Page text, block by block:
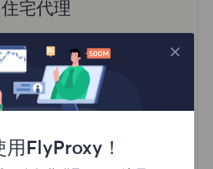
住宅代理
價格始於
/GB
用FlyProxy！